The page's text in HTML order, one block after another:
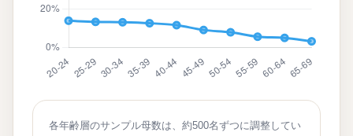
各年齢層のサンプル母数は、約500名ずつに調整してい